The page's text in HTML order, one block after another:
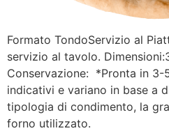
Formato TondoServizio al
servizio al tavolo.
Conservazione: *Pronta in 3-
indicativi e variano in base a
tipologia di condimento, la
forno utilizzato.